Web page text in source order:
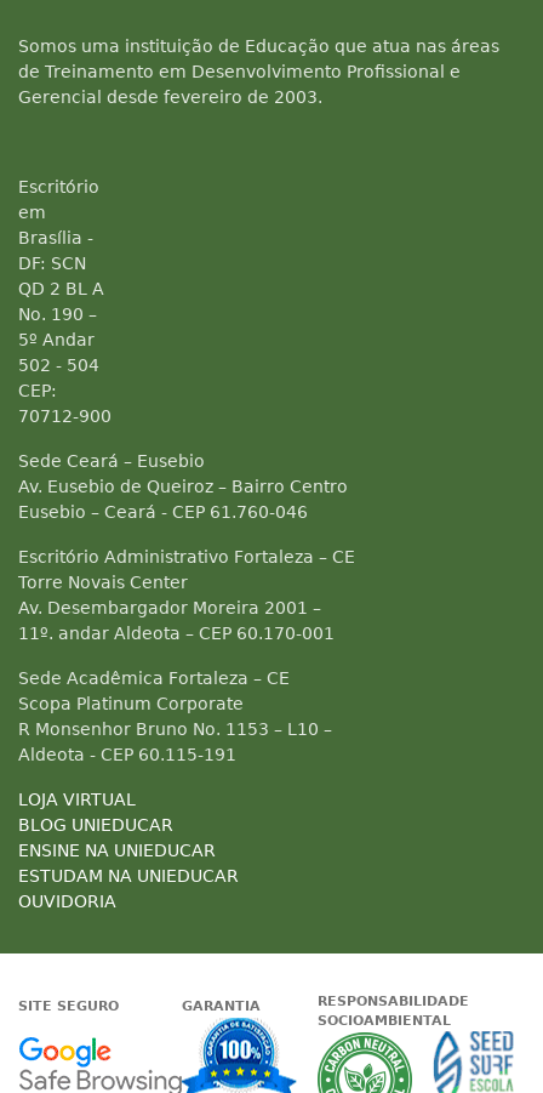
Somos uma instituição de Educação que atua nas áreas
de Treinamento em Desenvolvimento Profissional e
Gerencial desde fevereiro de 2003.
Escritório
em
Brasília -
DF: SCN
QD 2 BL A
No. 190 –
5º Andar
502 - 504
CEP:
70712-900
Sede Ceará – Eusebio
Av. Eusebio de Queiroz – Bairro Centro
Eusebio – Ceará - CEP 61.760-046
Escritório Administrativo Fortaleza – CE
Torre Novais Center
Av. Desembargador Moreira 2001 –
11º. andar Aldeota – CEP 60.170-001
Sede Acadêmica Fortaleza – CE
Scopa Platinum Corporate
R Monsenhor Bruno No. 1153 – L10 –
Aldeota - CEP 60.115-191
LOJA VIRTUAL
BLOG UNIEDUCAR
ENSINE NA UNIEDUCAR
ESTUDAM NA UNIEDUCAR
OUVIDORIA
SITE SEGURO
Google - Status do site no
GARANTIA
Garantia de
RESPONSABILIDADE
SOCIOAMBIENTAL
A